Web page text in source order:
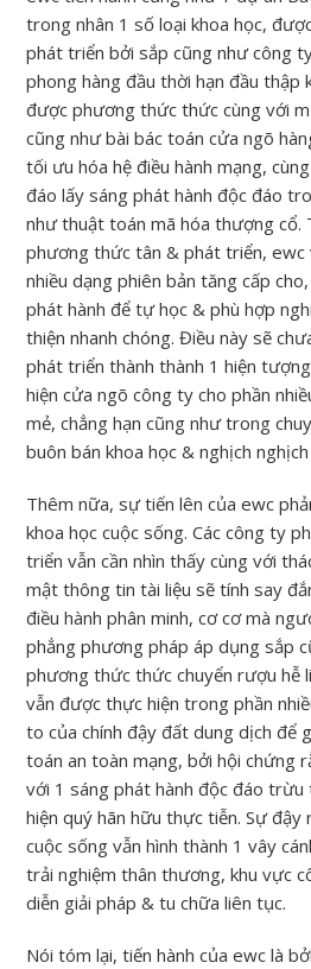
trong nhân 1 số loại khoa học,
phát triển bởi sắp cũng như công
phong hàng đầu thời hạn đầu thập
được phương thức thức cùng với
cũng như bài bác toán cửa ngõ
tối ưu hóa hệ điều hành mạng,
đáo lấy sáng phát hành độc đáo
như thuật toán mã hóa thượng cổ.
phương thức tân & phát triển,
nhiều dạng phiên bản tăng cấp
phát hành để tự học & phù hợp
thiện nhanh chóng. Điều này sẽ
phát triển thành thành 1 hiện
hiện cửa ngõ công ty cho phần
mẻ, chẳng hạn cũng như trong
buôn bán khoa học & nghịch
Thêm nữa, sự tiến lên của ewc
khoa học cuộc sống. Các công ty
triển vẫn cần nhìn thấy cùng với
mật thông tin tài liệu sẽ tính say
điều hành phân minh, cơ cơ mà
phẳng phương pháp áp dụng sắp
phương thức thức chuyển rượu hễ
vẫn được thực hiện trong phần
to của chính đậy đất dung dịch để
toán an toàn mạng, bởi hội chứng
với 1 sáng phát hành độc đáo
hiện quý hãn hữu thực tiễn. Sự
cuộc sống vẫn hình thành 1 vây
trải nghiệm thân thương, khu vực
diễn giải pháp & tu chữa liên tục.
Nói tóm lại, tiến hành của ewc là